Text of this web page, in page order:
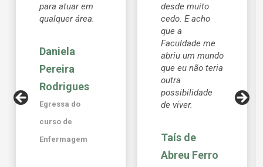
para atuar em
qualquer área.
Daniela
Pereira
Rodrigues
Egressa do
curso de
Enfermagem
desde muito
cedo. E acho
que a
Faculdade me
abriu um mundo
que eu não teria
outra
possibilidade
de viver.
Taís de
Abreu Ferro